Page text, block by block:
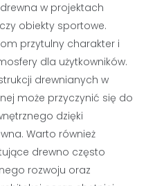
w projektach
obiekty sportowe.
przytulny charakter i
dla użytkowników.
drewnianych w
może przyczynić się do
dzięki
Warto również
drewno często
rozwoju oraz